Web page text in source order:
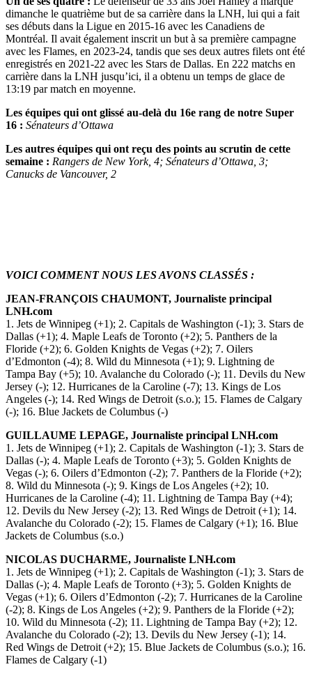
dimanche le quatrième but de sa carrière dans la LNH, lui qui a fait
ses débuts dans la Ligue en 2015-16 avec les Canadiens de
Montréal. Il avait également inscrit un but à sa première campagne
avec les Flames, en 2023-24, tandis que ses deux autres filets ont été
enregistrés en 2021-22 avec les Stars de Dallas. En 222 matchs en
carrière dans la LNH jusqu’ici, il a obtenu un temps de glace de
13:19 par match en moyenne.
Les équipes qui ont glissé au-delà du 16e rang de notre Super
16 : Sénateurs d’Ottawa
Les autres équipes qui ont reçu des points au scrutin de cette
semaine : Rangers de New York, 4; Sénateurs d’Ottawa, 3;
Canucks de Vancouver, 2
VOICI COMMENT NOUS LES AVONS CLASSÉS :
JEAN-FRANÇOIS CHAUMONT, Journaliste principal
LNH.com
1. Jets de Winnipeg (+1); 2. Capitals de Washington (-1); 3. Stars de
Dallas (+1); 4. Maple Leafs de Toronto (+2); 5. Panthers de la
Floride (+2); 6. Golden Knights de Vegas (+2); 7. Oilers
d’Edmonton (-4); 8. Wild du Minnesota (+1); 9. Lightning de
Tampa Bay (+5); 10. Avalanche du Colorado (-); 11. Devils du New
Jersey (-); 12. Hurricanes de la Caroline (-7); 13. Kings de Los
Angeles (-); 14. Red Wings de Detroit (s.o.); 15. Flames de Calgary
(-); 16. Blue Jackets de Columbus (-)
GUILLAUME LEPAGE, Journaliste principal LNH.com
1. Jets de Winnipeg (+1); 2. Capitals de Washington (-1); 3. Stars de
Dallas (-); 4. Maple Leafs de Toronto (+3); 5. Golden Knights de
Vegas (-); 6. Oilers d’Edmonton (-2); 7. Panthers de la Floride (+2);
8. Wild du Minnesota (-); 9. Kings de Los Angeles (+2); 10.
Hurricanes de la Caroline (-4); 11. Lightning de Tampa Bay (+4);
12. Devils du New Jersey (-2); 13. Red Wings de Detroit (+1); 14.
Avalanche du Colorado (-2); 15. Flames de Calgary (+1); 16. Blue
Jackets de Columbus (s.o.)
NICOLAS DUCHARME, Journaliste LNH.com
1. Jets de Winnipeg (+1); 2. Capitals de Washington (-1); 3. Stars de
Dallas (-); 4. Maple Leafs de Toronto (+3); 5. Golden Knights de
Vegas (+1); 6. Oilers d’Edmonton (-2); 7. Hurricanes de la Caroline
(-2); 8. Kings de Los Angeles (+2); 9. Panthers de la Floride (+2);
10. Wild du Minnesota (-2); 11. Lightning de Tampa Bay (+2); 12.
Avalanche du Colorado (-2); 13. Devils du New Jersey (-1); 14.
Red Wings de Detroit (+2); 15. Blue Jackets de Columbus (s.o.); 16.
Flames de Calgary (-1)